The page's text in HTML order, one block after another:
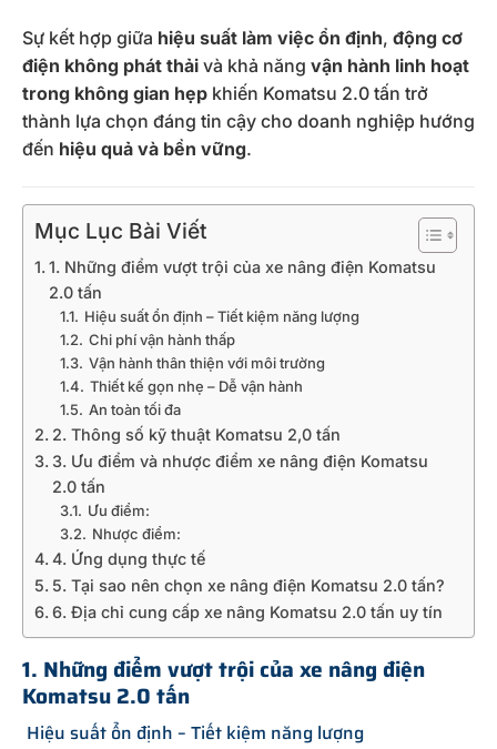
Sự kết hợp giữa hiệu suất làm việc ổn định, động cơ
điện không phát thải và khả năng vận hành linh hoạt
trong không gian hẹp khiến Komatsu 2.0 tấn trở
thành lựa chọn đáng tin cậy cho doanh nghiệp hướng
đến hiệu quả và bền vững.
Mục Lục Bài Viết
1. Những điểm vượt trội của xe nâng điện Komatsu
2.0 tấn
Hiệu suất ổn định – Tiết kiệm năng lượng
Chi phí vận hành thấp
Vận hành thân thiện với môi trường
Thiết kế gọn nhẹ – Dễ vận hành
An toàn tối đa
2. Thông số kỹ thuật Komatsu 2,0 tấn
3. Ưu điểm và nhược điểm xe nâng điện Komatsu
2.0 tấn
Ưu điểm:
Nhược điểm:
4. Ứng dụng thực tế
5. Tại sao nên chọn xe nâng điện Komatsu 2.0 tấn?
6. Địa chỉ cung cấp xe nâng Komatsu 2.0 tấn uy tín
1. Những điểm vượt trội của xe nâng điện
Komatsu 2.0 tấn
Hiệu suất ổn định – Tiết kiệm năng lượng